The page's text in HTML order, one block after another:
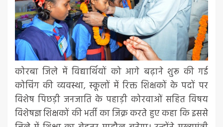
कोरबा जिले में विद्यार्थियों को आगे बढ़ाने शुरू की गई
कोचिंग की व्यवस्था, स्कूलों में रिक्त शिक्षकों के पदों पर
विशेष पिछड़ी जनजाति के पहाड़ी कोरवाओं सहित विषय
विशेषज्ञ शिक्षकों की भर्ती का जिक्र करते हुए कहा कि इससे